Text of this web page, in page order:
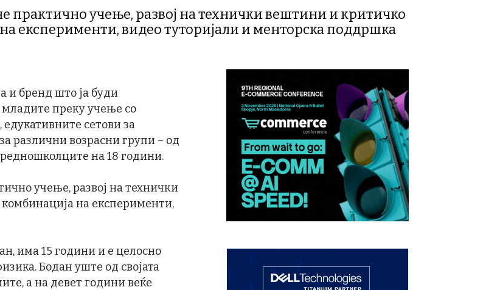
практично учење, развој на технички вештини и критичко
експерименти, видео туторијали и менторска поддршка
и бренд што ја буди
младите преку учење со
сетови за
различни возрасни групи – од
на 18 години.
учење, развој на технички
на експерименти,
има 15 години и е целосно
Бодан уште од својата
а на девет години веќе